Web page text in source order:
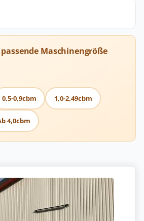
Maschinengröße
0,5-0,9cbm 1,0-2,49cbm
4,0cbm